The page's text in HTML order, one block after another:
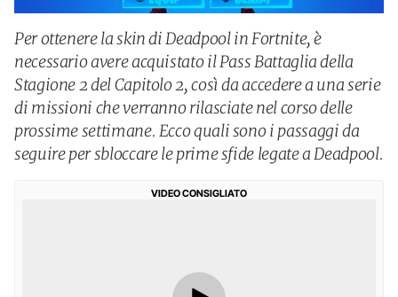
Per ottenere la skin di Deadpool in Fortnite, è
necessario avere acquistato il Pass Battaglia della
Stagione 2 del Capitolo 2, così da accedere a una serie
di missioni che verranno rilasciate nel corso delle
prossime settimane. Ecco quali sono i passaggi da
seguire per sbloccare le prime sfide legate a Deadpool.
VIDEO CONSIGLIATO